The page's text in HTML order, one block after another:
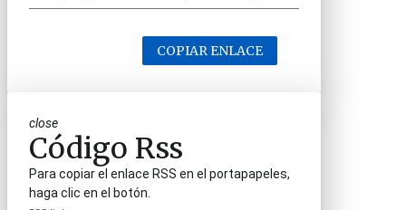
COPIAR ENLACE
close
Código Rss
Para copiar el enlace RSS en el portapapeles,
haga clic en el botón.